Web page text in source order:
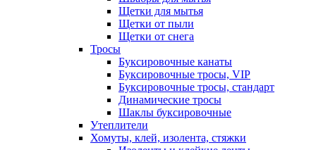
Щетки для мытья
Щетки от пыли
Щетки от снега
Тросы
Буксировочные канаты
Буксировочные тросы, VIP
Буксировочные тросы, стандарт
Динамические тросы
Шаклы буксировочные
Утеплители
Хомуты, клей, изолента, стяжки